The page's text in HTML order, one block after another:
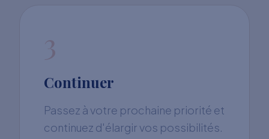
3
Continuer
Passez à votre prochaine priorité et
continuez d'élargir vos possibilités.